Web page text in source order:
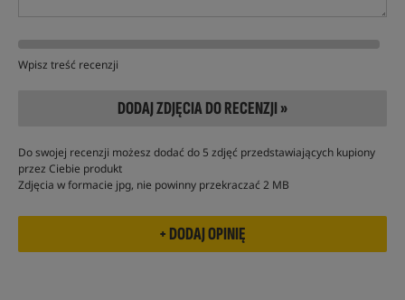
Wpisz treść recenzji
DODAJ ZDJĘCIA DO RECENZJI »
Do swojej recenzji możesz dodać do 5 zdjęć przedstawiających kupiony
przez Ciebie produkt
Zdjęcia w formacie jpg, nie powinny przekraczać 2 MB